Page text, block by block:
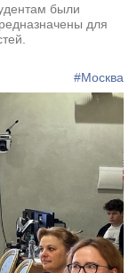
были
для
#Москва